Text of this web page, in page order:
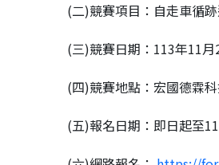
(二)競賽項目：自走車循
(三)競賽日期：113年11
(四)競賽地點：宏國德霖
(五)報名日期：即日起至